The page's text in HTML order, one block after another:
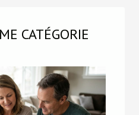
CATÉGORIE